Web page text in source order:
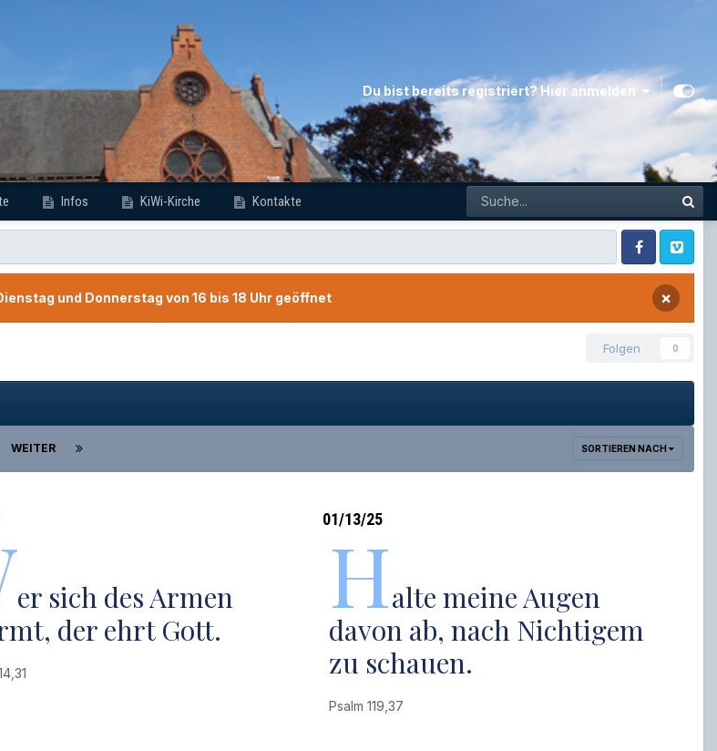
Du bist bereits registriert? Hier anmelden
Infos KiWi-Kirche Kontakte
FacebookVimeo
und Donnerstag von 16 bis 18 Uhr geöffnet ×
Folgen 0
SORTIEREN NACH
WEITER
er sich des Armen
der ehrt Gott.
01/13/25
Halte meine Augen
davon ab, nach Nichtigem
zu schauen.
Psalm 119,37